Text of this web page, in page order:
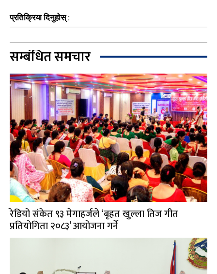
प्रतिक्रिया दिनुहोस् :
सम्बंधित समचार
रेडियो संकेत ९३ मेगाहर्जले ‘बृहत खुल्ला तिज गीत
प्रतियोगिता २०८३’ आयोजना गर्ने